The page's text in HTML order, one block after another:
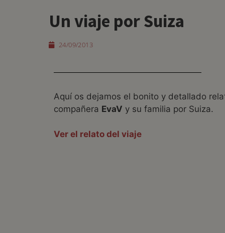
Un viaje por Suiza
24/09/2013
Aquí os dejamos el bonito y detallado
compañera EvaV y su familia por Suiza.
Ver el relato del viaje